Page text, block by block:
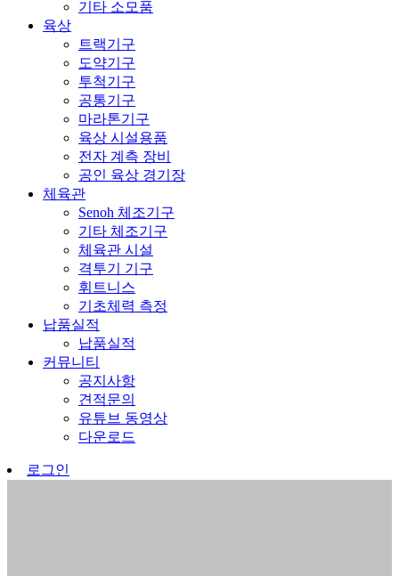
기타 소모품
육상
트랙기구
도약기구
투척기구
공통기구
마라톤기구
육상 시설용품
전자 계측 장비
공인 육상 경기장
체육관
Senoh 체조기구
기타 체조기구
체육관 시설
격투기 기구
휘트니스
기초체력 측정
납품실적
납품실적
커뮤니티
공지사항
견적문의
유튜브 동영상
다운로드
로그인